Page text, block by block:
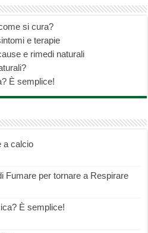
si cura?
e terapie
e rimedi naturali
È semplice!
a calcio
Fumare per tornare a Respirare
È semplice!